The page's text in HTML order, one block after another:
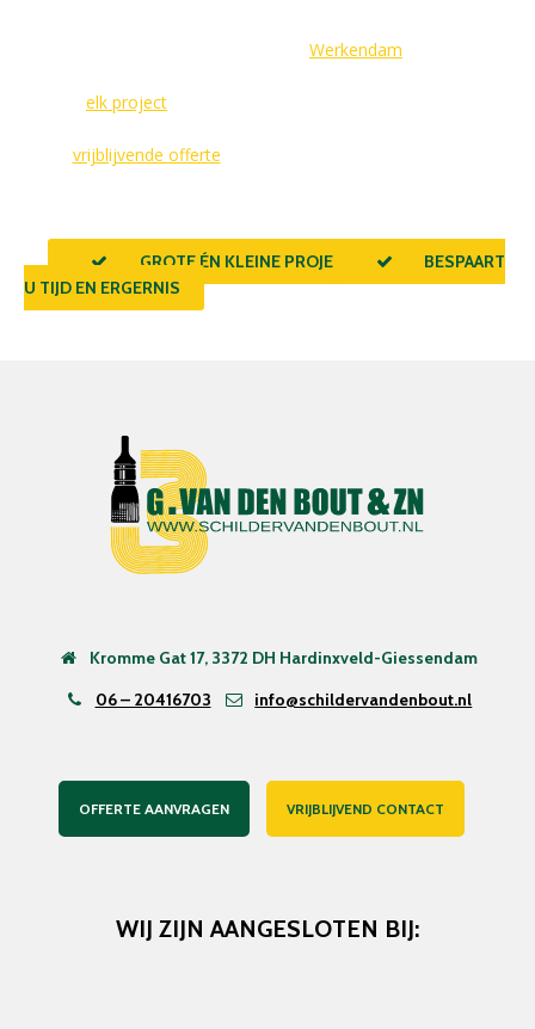
Werkendam
elk project
vrijblijvende offerte
GROTE ÉN KLEINE PROJECTEN
BESPAART
U TIJD EN ERGERNIS
Kromme Gat 17, 3372 DH Hardinxveld-Giessendam
06 – 20416703
info@schildervandenbout.nl
OFFERTE AANVRAGEN VRIJBLIJVEND CONTACT
WIJ ZIJN AANGESLOTEN BIJ: